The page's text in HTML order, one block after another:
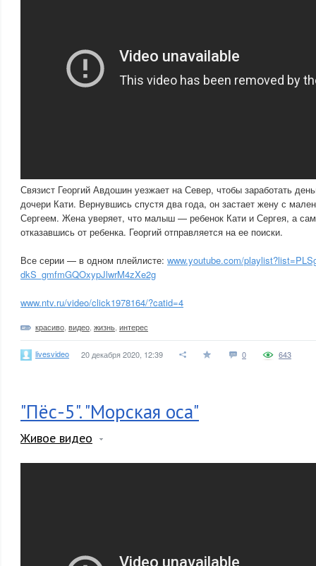
Связист Георгий Авдошин уезжает на Север, чтобы заработать
дочери Кати. Вернувшись спустя два года, он застает жену с
Сергеем. Жена уверяет, что малыш — ребенок Кати и Сергея, а
отказавшись от ребенка. Георгий отправляется на ее поиски.
Все серии — в одном плейлисте: www.youtube.com/
dkS_gmfmGQOxypJlwrM4zXe2g
www.ntv.ru/video/click1978164/?catid=4
красиво видео жизнь интерес
livesvideo 20 декабря 2020, 12:39 0 643
"Пёс-5". "Морская оса"
Живое видео